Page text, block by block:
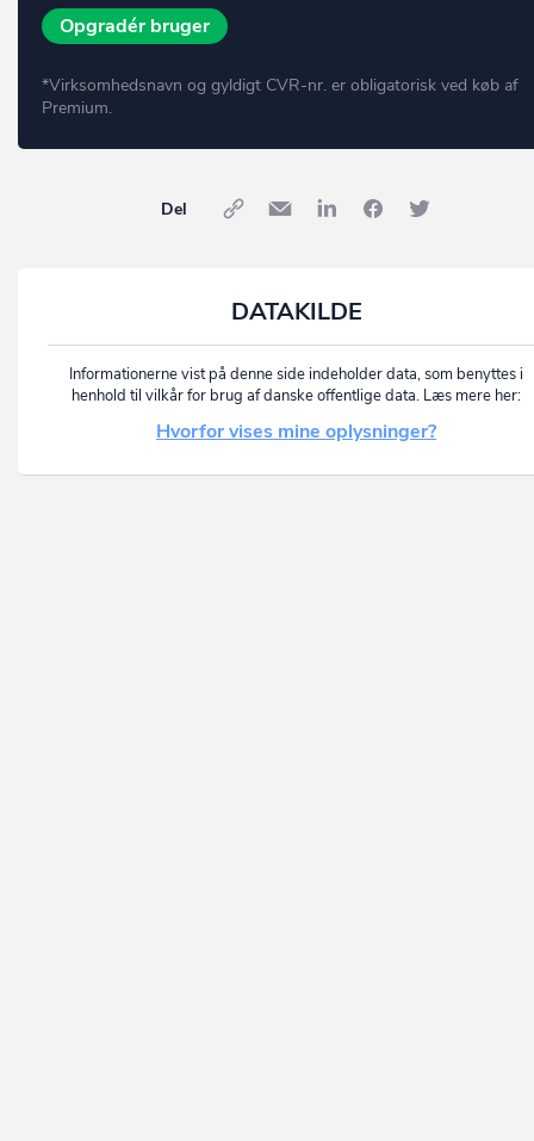
Opgradér bruger
*Virksomhedsnavn og gyldigt CVR-nr. er obligatorisk ved køb af
Premium.
Del
DATAKILDE
Informationerne vist på denne side indeholder data, som benyttes i
henhold til vilkår for brug af danske offentlige data. Læs mere her:
Hvorfor vises mine oplysninger?